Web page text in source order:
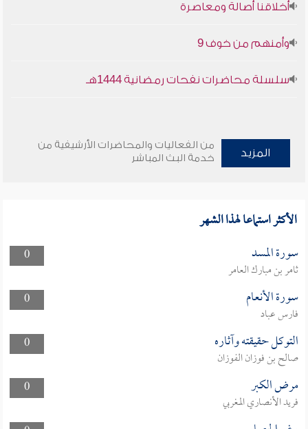
أخلاقنا أصالة ومعاصرة
وأمنهم من خوف 9
سلسلة محاضرات نفحات رمضانية 1444هـ
المزيد
من الفعاليات والمحاضرات الأرشيفية من
خدمة البث المباشر
الأكثر استماعا لهذا الشهر
0 سورة المسد
ثامر بن مبارك العامر
0
سورة الأنعام
فارس عباد
0
التوكل حقيقته وآثاره
صالح بن فوزان الفوزان
0
مرض الكبر
فريد الأنصاري المغربي